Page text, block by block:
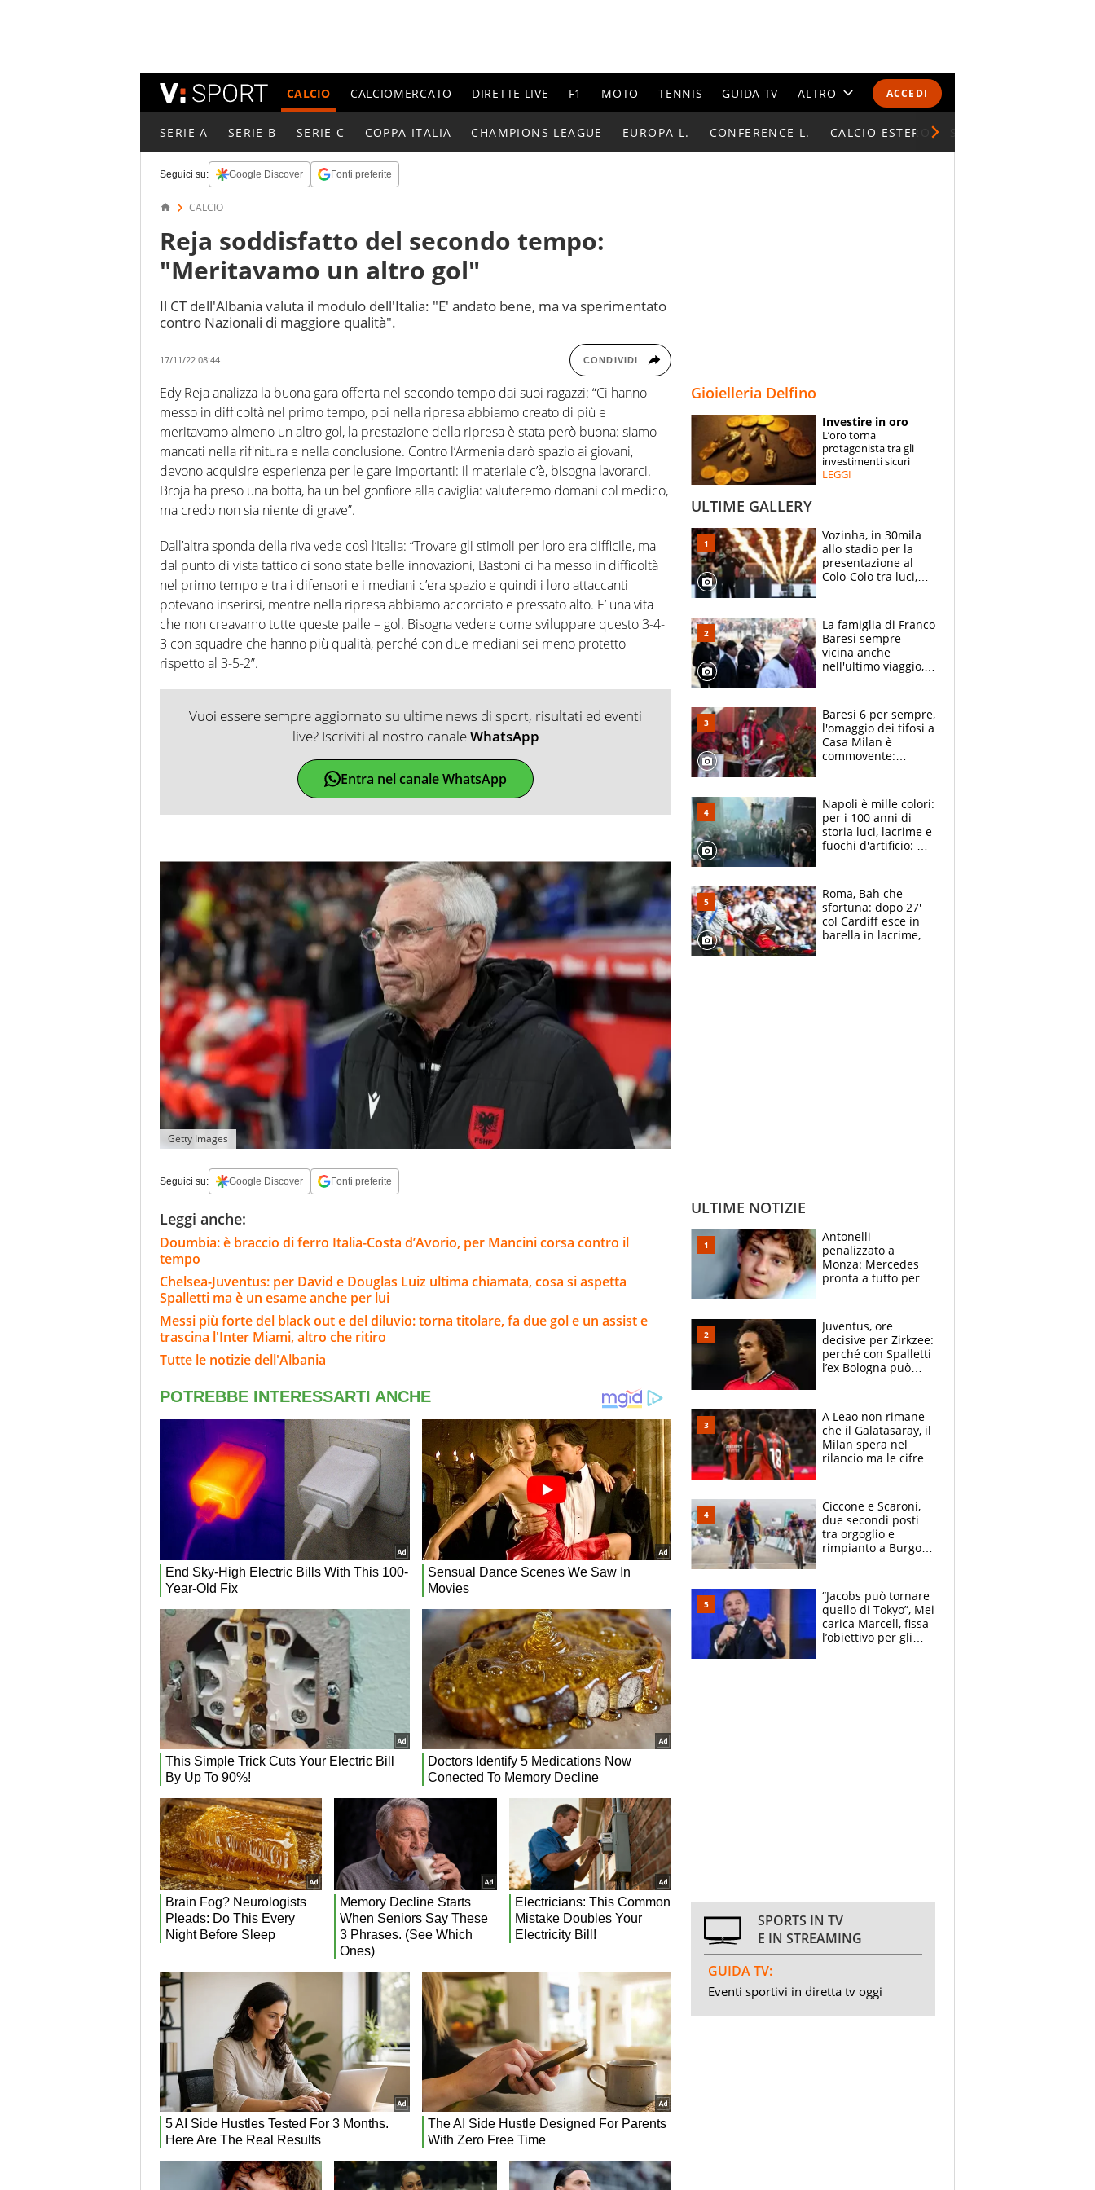
ACCEDI
CALCIO CALCIOMERCATO DIRETTE LIVE F1 MOTO TENNIS GUIDA TV ALTRO
CALENDARI E CLASSIFICHE
ESPERTI
CONTATTI
SERIE A SERIE B SERIE C COPPA ITALIA CHAMPIONS LEAGUE EUROPA L. CONFERENCE L. CALCIO ESTERO
Seguici su: Google Discover Fonti preferite
CALCIO
Reja soddisfatto del secondo tempo:
"Meritavamo un altro gol"
Il CT dell'Albania valuta il modulo dell'Italia: "E' andato bene, ma va sperimentato
contro Nazionali di maggiore qualità".
17/11/22 08:44 CONDIVIDI
Edy Reja analizza la buona gara offerta nel secondo tempo dai suoi ragazzi: “Ci hanno
messo in difficoltà nel primo tempo, poi nella ripresa abbiamo creato di più e
meritavamo almeno un altro gol, la prestazione della ripresa è stata però buona: siamo
mancati nella rifinitura e nella conclusione. Contro l’Armenia darò spazio ai giovani,
devono acquisire esperienza per le gare importanti: il materiale c’è, bisogna lavorarci.
Broja ha preso una botta, ha un bel gonfiore alla caviglia: valuteremo domani col medico,
ma credo non sia niente di grave”.
Dall’altra sponda della riva vede così l’Italia: “Trovare gli stimoli per loro era difficile, ma
dal punto di vista tattico ci sono state belle innovazioni, Bastoni ci ha messo in difficoltà
nel primo tempo e tra i difensori e i mediani c’era spazio e quindi i loro attaccanti
potevano inserirsi, mentre nella ripresa abbiamo accorciato e pressato alto. E’ una vita
che non creavamo tutte queste palle – gol. Bisogna vedere come sviluppare questo 3-4-
3 con squadre che hanno più qualità, perché con due mediani sei meno protetto
rispetto al 3-5-2”.
Vuoi essere sempre aggiornato su ultime news di sport, risultati ed eventi
live? Iscriviti al nostro canaleWhatsApp
Entra nel canale WhatsApp
Getty Images
Seguici su: Google Discover Fonti preferite
Leggi anche:
Doumbia: è braccio di ferro Italia-Costa d’Avorio, per Mancini corsa contro il
tempo
Chelsea-Juventus: per David e Douglas Luiz ultima chiamata, cosa si aspetta
Spalletti ma è un esame anche per lui
Messi più forte del black out e del diluvio: torna titolare, fa due gol e un assist e
trascina l'Inter Miami, altro che ritiro
Tutte le notizie dell'Albania
Gioielleria Delfino
Investire in oro
L’oro torna
protagonista tra gli
investimenti sicuri
LEGGI
ULTIME GALLERY
Vozinha, in 30mila
allo stadio per la
presentazione al
Colo-Colo tra luci,
La famiglia di Franco
Baresi sempre
vicina anche
nell'ultimo viaggio,
circondati
dall'affetto dei tifosi
Baresi 6 per sempre,
l'omaggio dei tifosi a
Casa Milan è
commovente:
bigliettini
Napoli è mille colori:
per i 100 anni di
storia luci, lacrime e
fuochi d'artificio: De
Roma, Bah che
sfortuna: dopo 27'
col Cardiff esce in
barella in lacrime,
ULTIME NOTIZIE
Antonelli
penalizzato a
Monza: Mercedes
pronta a tutto per
sull’ADUO: “Cambia
poco”
Juventus, ore
decisive per Zirkzee:
perché con Spalletti
l’ex Bologna può
A Leao non rimane
che il Galatasaray, il
Milan spera nel
rilancio ma le cifre
delle tensioni
Ciccone e Scaroni,
due secondi posti
tra orgoglio e
rimpianto a Burgos
“Jacobs può tornare
quello di Tokyo”, Mei
carica Marcell, fissa
l’obiettivo per gli
SPORTS IN TV
E IN STREAMING
GUIDA TV:
Eventi sportivi in diretta tv oggi